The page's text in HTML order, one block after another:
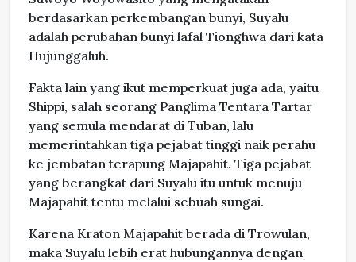
berdasarkan perkembangan bunyi, Suyalu
adalah perubahan bunyi lafal Tionghwa dari kata
Hujunggaluh.
Fakta lain yang ikut memperkuat juga ada, yaitu
Shippi, salah seorang Panglima Tentara Tartar
yang semula mendarat di Tuban, lalu
memerintahkan tiga pejabat tinggi naik perahu
ke jembatan terapung Majapahit. Tiga pejabat
yang berangkat dari Suyalu itu untuk menuju
Majapahit tentu melalui sebuah sungai.
Karena Kraton Majapahit berada di Trowulan,
maka Suyalu lebih erat hubungannya dengan